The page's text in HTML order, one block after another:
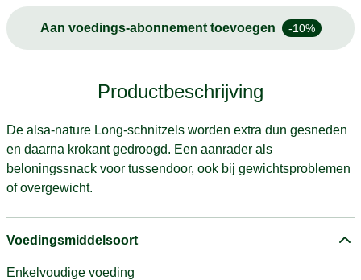
Aan voedings-abonnement toevoegen -10%
Productbeschrijving
De alsa-nature Long-schnitzels worden extra dun gesneden
en daarna krokant gedroogd. Een aanrader als
beloningssnack voor tussendoor, ook bij gewichtsproblemen
of overgewicht.
Voedingsmiddelsoort
Enkelvoudige voeding